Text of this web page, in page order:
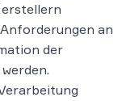
an
der